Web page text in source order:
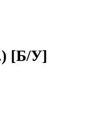
[Б/У]